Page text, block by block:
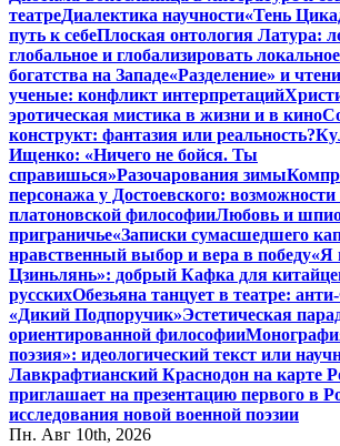
театреДиалектика научности«Тень
путь к себеПлоская онтология Латура:
глобальное и глобализировать локальное
богатства на Западе«Разделение» и
ученые: конфликт интерпретаций
эротическая мистика в жизни и в кино
конструкт: фантазия или реальность?
Ищенко: «Ничего не бойся. Ты
справишься»Разочарования зимы
персонажа у Достоевского:
платоновской философииЛюбовь и
приграничье«Записки сумасшедшего
нравственный выбор и вера в победу«Я
Цзиньлянь»: добрый Кафка для
русскихОбезьяна танцует в театре:
«Дикий Подпоручик»Эстетическая
ориентированной философии
поэзия»: идеологический текст или
Лавкрафтианский Краснодон на карте
приглашает на презентацию первого в
исследования новой военной поэзии
Пн. Авг 10th, 2026